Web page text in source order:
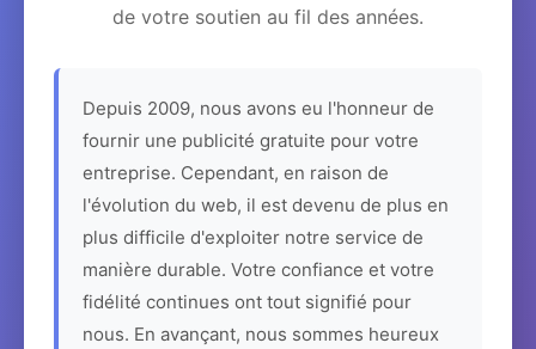
de votre soutien au fil des années.
Depuis 2009, nous avons eu l'honneur de
fournir une publicité gratuite pour votre
entreprise. Cependant, en raison de
l'évolution du web, il est devenu de plus en
plus difficile d'exploiter notre service de
manière durable. Votre confiance et votre
fidélité continues ont tout signifié pour
nous. En avançant, nous sommes heureux